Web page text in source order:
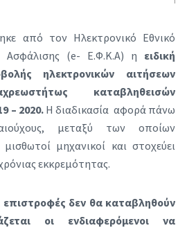
από τον Ηλεκτρονικό Εθνικό
Ασφάλισης (e- Ε.Φ.Κ.Α) η ειδική
ηλεκτρονικών αιτήσεων
καταβληθεισών
– 2020. Η διαδικασία αφορά πάνω
μεταξύ των οποίων
μηχανικοί και στοχεύει
εκκρεμότητας.
επιστροφές δεν θα καταβληθούν
οι ενδιαφερόμενοι να